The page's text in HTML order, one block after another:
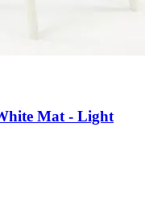
Mat - Light